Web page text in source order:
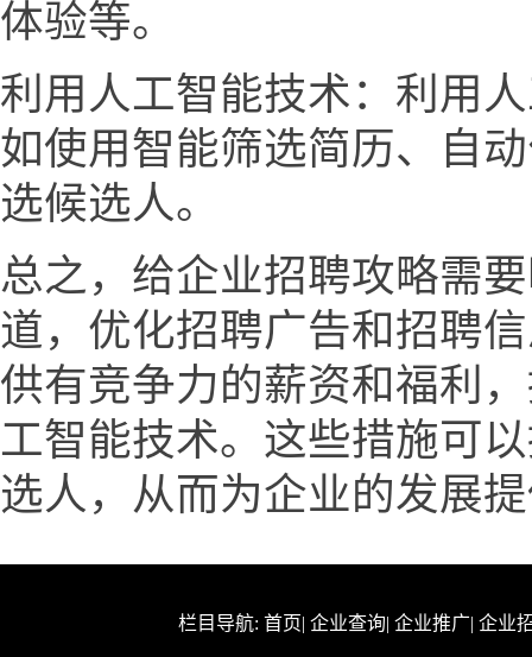
体验等。
利用人工智能技术：利用
如使用智能筛选简历、自
选候选人。
总之，给企业招聘攻略需
道，优化招聘广告和招聘
供有竞争力的薪资和福利
工智能技术。这些措施可
选人，从而为企业的发展
栏目导航: 首页| 企业查询| 企业推广| 企业